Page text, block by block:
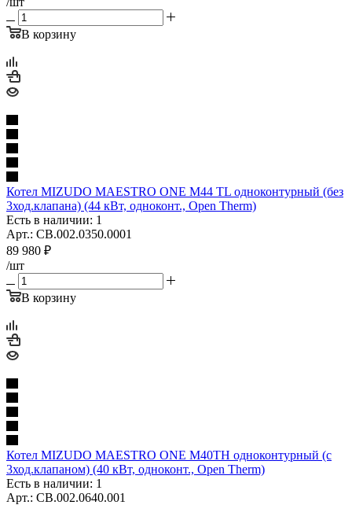
В корзину
Котел MIZUDO MAESTRO ONE M44 TL одноконтурный (без
3ход.клапана) (44 кВт, одноконт., Open Therm)
Есть в наличии: 1
Арт.: CB.002.0350.0001
89 980 ₽
/шт
В корзину
Котел MIZUDO MAESTRO ONE M40TН одноконтурный (с
3ход.клапаном) (40 кВт, одноконт., Open Therm)
Есть в наличии: 1
Арт.: CB.002.0640.001